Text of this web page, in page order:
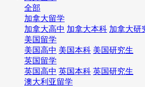
全部
加拿大留学
加拿大高中 加拿大本科 加拿大研
美国留学
美国高中 美国本科 美国研究生
英国留学
英国高中 英国本科 英国研究生
澳大利亚留学